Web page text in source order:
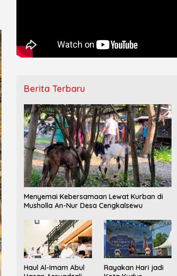
Berita Terbaru
Menyemai Kebersamaan Lewat Kurban di
Musholla An-Nur Desa Cengkalsewu
Haul Al-Imam Abul
Rayakan Hari jadi